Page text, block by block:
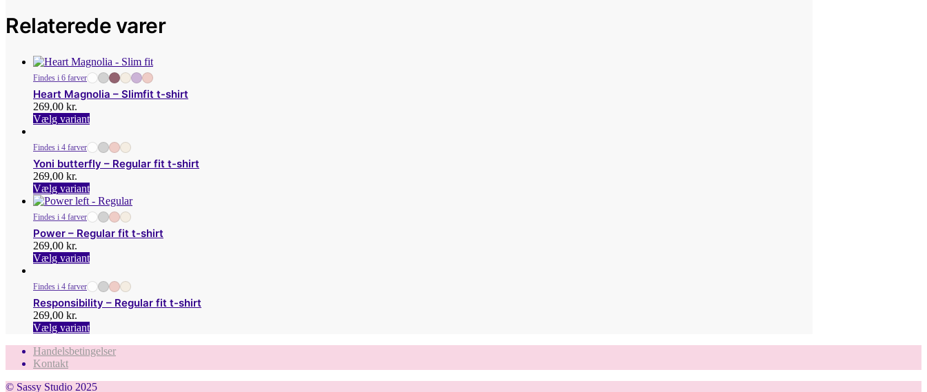
Relaterede varer
Findes i 6 farver
Heart Magnolia – Slimfit t-shirt
269,00 kr.
Vælg variantDette
har
flere
varianter.
Mulighederne
kan
vælges
på
varesiden
Findes i 4 farver
Yoni butterfly – Regular fit t-shirt
269,00 kr.
Vælg variantDette
vare
har
flere
varianter.
Mulighederne
kan
på
varesiden
Findes i 4 farver
Power – Regular fit t-shirt
269,00 kr.
Vælg variantDette
har
flere
varianter.
Mulighederne
kan
vælges
på
varesiden
Findes i 4 farver
Responsibility – Regular fit t-shirt
269,00 kr.
Vælg variantDette
har
Mulighederne
Handelsbetingelser
Kontakt
© Sassy Studio 2025